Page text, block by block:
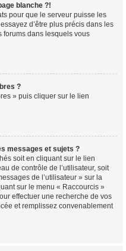
blanche ?!
pour que le serveur puisse les
d’être plus précis dans les
forums dans lesquels vous
?
» puis cliquer sur le lien
messages et sujets ?
soit en cliquant sur le lien
de contrôle de l’utilisateur, soit
de l’utilisateur » sur la
sur le menu « Raccourcis »
effectuer une recherche de vos
et remplissez convenablement